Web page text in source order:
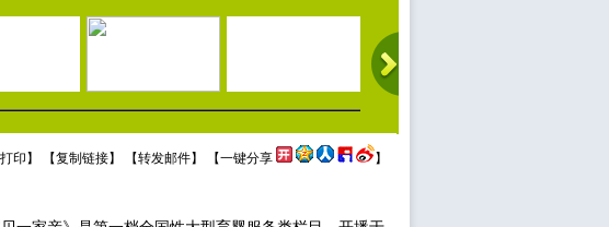
打印 】 【复制链接】 【转发邮件】 【一键分享 】